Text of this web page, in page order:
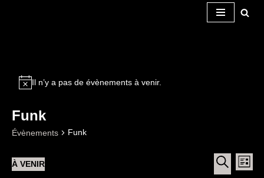
Il n’y a pas de évènements à venir.
Funk
Évènements Funk
Recherche
et
navigation
LISTE
À VENIR